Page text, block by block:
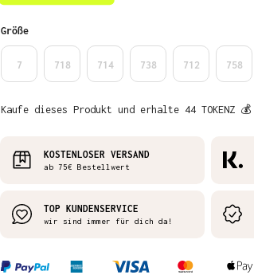
Größeauswählen
7 718 714 738 712 758
Kaufe dieses Produkt und erhalte 44 TOKENZ 💰
KOSTENLOSER VERSAND
ab 75€ Bestellwert
TOP KUNDENSERVICE
wir sind immer für dich da!